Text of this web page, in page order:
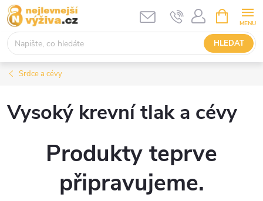
Přejít
na
obsah
HLEDAT
NÁKUPNÍ
KOŠÍK
Srdce a cévy
Vysoký krevní tlak a cévy
Produkty teprve
připravujeme.